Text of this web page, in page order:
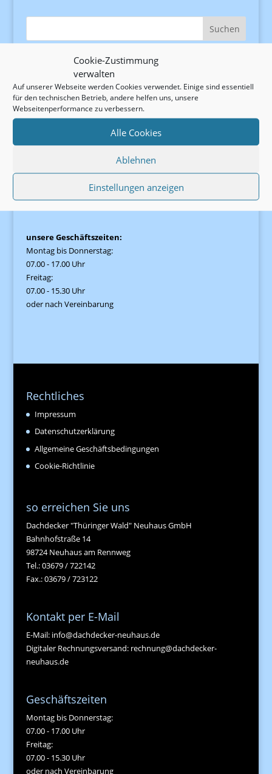
Cookie-Zustimmung
verwalten
Auf unserer Webseite werden Cookies verwendet. Einige sind essentiell
für den technischen Betrieb, andere helfen uns, unsere
Webseitenperformance zu verbessern.
Alle Cookies
Ablehnen
Einstellungen anzeigen
so erreichen Sie uns :
Dachdecker "Thüringer Wald" Neuhaus GmbH
Bahnhofstraße 14
98724 Neuhaus am Rennweg
Fax.: 03679 / 723122
E-Mail:info@dachdecker-neuhaus.de
Digitaler Rechnungsversand:rechnung@dachdecker-
neuhaus.de
unsere Geschäftszeiten:
Montag bis Donnerstag:
07.00 - 17.00 Uhr
Freitag:
07.00 - 15.30 Uhr
oder nach Vereinbarung
Rechtliches
Impressum
Datenschutzerklärung
Allgemeine Geschäftsbedingungen
Cookie-Richtlinie
so erreichen Sie uns
Dachdecker "Thüringer Wald" Neuhaus GmbH
Bahnhofstraße 14
98724 Neuhaus am Rennweg
Tel.: 03679 / 722142
Fax.: 03679 / 723122
Kontakt per E-Mail
E-Mail: info@dachdecker-neuhaus.de
Digitaler Rechnungsversand: rechnung@dachdecker-
neuhaus.de
Geschäftszeiten
Montag bis Donnerstag:
07.00 - 17.00 Uhr
Freitag:
07.00 - 15.30 Uhr
oder nach Vereinbarung